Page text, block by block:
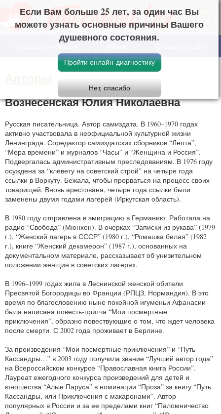
Если Вам больше 25 лет, за один час Вы
можете узнать основные причины Вашего
душевного состояния.
Вознесенская Юлия Николаевна
Русская писательница. Автор самиздата. В 1960–1970 годах
активно участвовала в неофициальной культурной жизни
Ленинграда. Соредактор самиздатских сборников “Лепта”,
“Мера времени” и журналов “Часы” и “Женщина и Россия”.
Подвергалась административным преследованиям. В 1976 году
осуждена за “клевету на советский строй” на четыре года
ссылки в Воркуту. Бежала, чтобы прорваться на процесс своих
товарищей. Вновь арестована, четыре года ссылки были
заменены двумя годами лагерей (Иркутская область).
В 1980 году отправлена в эмиграцию в Германию. Работала на
радио “Свобода” (Мюнхен). В очерках “Записки из рукава” (1979
г.), “Женский лагерь в СССР” (1980 г.), “Ромашка белая” (1982
г.), книге “Женский декамерон” (1987 г.), основанных на
документальном материале, рассказывает об унизительном
положении женщин в советских лагерях.
В 1996–1999 годах жила в Леснинской женской обители
Пресвятой Богородицы во Франции (РПЦЗ, Нормандия). В это
время по благословению ныне покойной игуменьи Афанасии
была написана повесть-притча “Мои посмертные
приключения”, образно повествующие о том, что ждет человека
после смерти. С 2002 года проживает в Берлине.
За произведения “Мои посмертные приключения” и “Путь
Кассандры…” в 2003 году получила звание “Лучший автор года”
на Всероссийском конкурсе “Православная книга России”.
Лауреат ежегодного конкурса произведений для детей и
юношества “Алые Паруса” в номинации “Проза” за книгу “Путь
Кассандры, или Приключения с макаронами”. Автор
популярных в России и за ее пределами книг “Паломничество